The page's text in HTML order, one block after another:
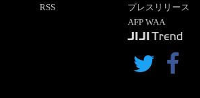
RSS
プレスリリース
AFP WAA